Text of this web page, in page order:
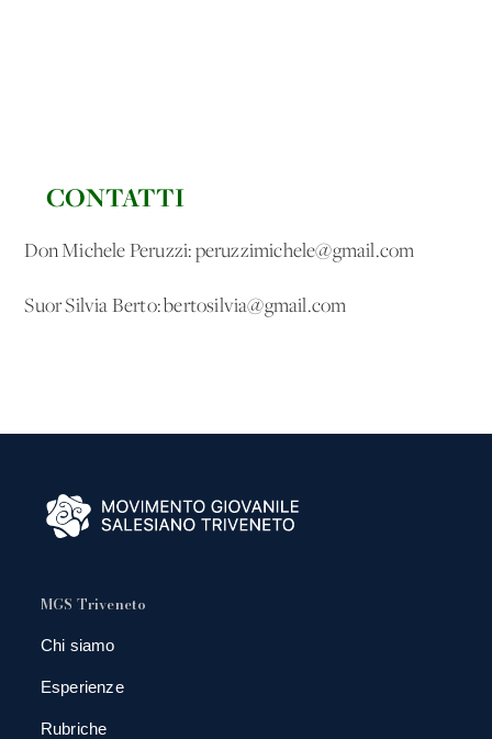
CONTATTI
Don Michele Peruzzi: peruzzimichele@gmail.com
Suor Silvia Berto: bertosilvia@gmail.com
MGS Triveneto
Chi siamo
Esperienze
Rubriche